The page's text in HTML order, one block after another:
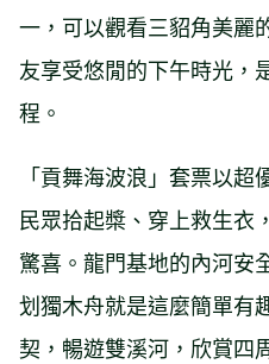
一，可以觀看三貂角美麗
友享受悠閒的下午時光，
程。
「貢舞海波浪」套票以
民眾拾起槳、穿上救生衣
驚喜。龍門基地的內河安
划獨木舟就是這麼簡單有
契，暢遊雙溪河，欣賞四